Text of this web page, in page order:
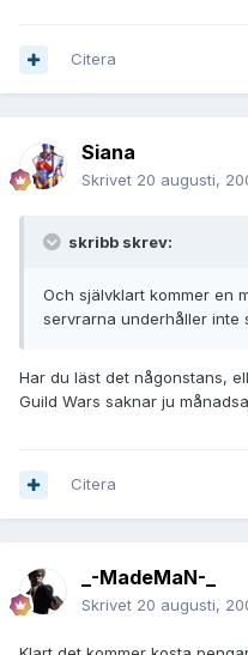
Citera
Siana
Skrivet 20 augusti,
skribb skrev:
Och självklart kommer en
servrarna underhåller inte
Har du läst det någonstans,
Guild Wars saknar ju
Citera
_-MadeMaN-_
Skrivet 20 augusti,